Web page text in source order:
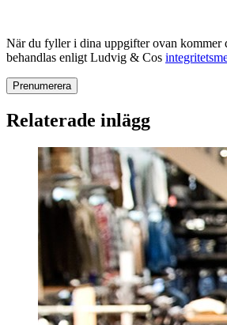
När du fyller i dina uppgifter ovan kommer
behandlas enligt Ludvig & Cos
Relaterade inlägg